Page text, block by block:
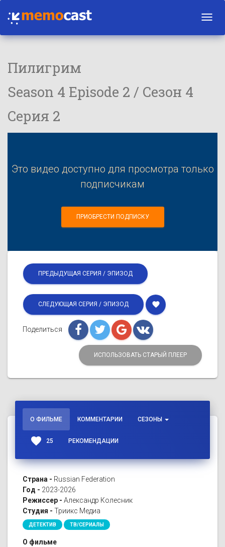
Пилигрим
Season 4 Episode 2 / Сезон 4
Серия 2
Это видео доступно для просмотра только
подписчикам
ПРИОБРЕСТИ ПОДПИСКУ
ПРЕДЫДУЩАЯ СЕРИЯ / ЭПИЗОД
СЛЕДУЮЩАЯ СЕРИЯ / ЭПИЗОД favorite
Поделиться
ИСПОЛЬЗОВАТЬ СТАРЫЙ ПЛЕЕР
О ФИЛЬМЕ КОММЕНТАРИИ СЕЗОНЫ
favorite 25 РЕКОМЕНДАЦИИ
Страна - Russian Federation
Год - 2023-2026
Режиссер - Александр Колесник
Студия - Триикс Медиа
ДЕТЕКТИВ ТВ/СЕРИАЛЫ
О фильме